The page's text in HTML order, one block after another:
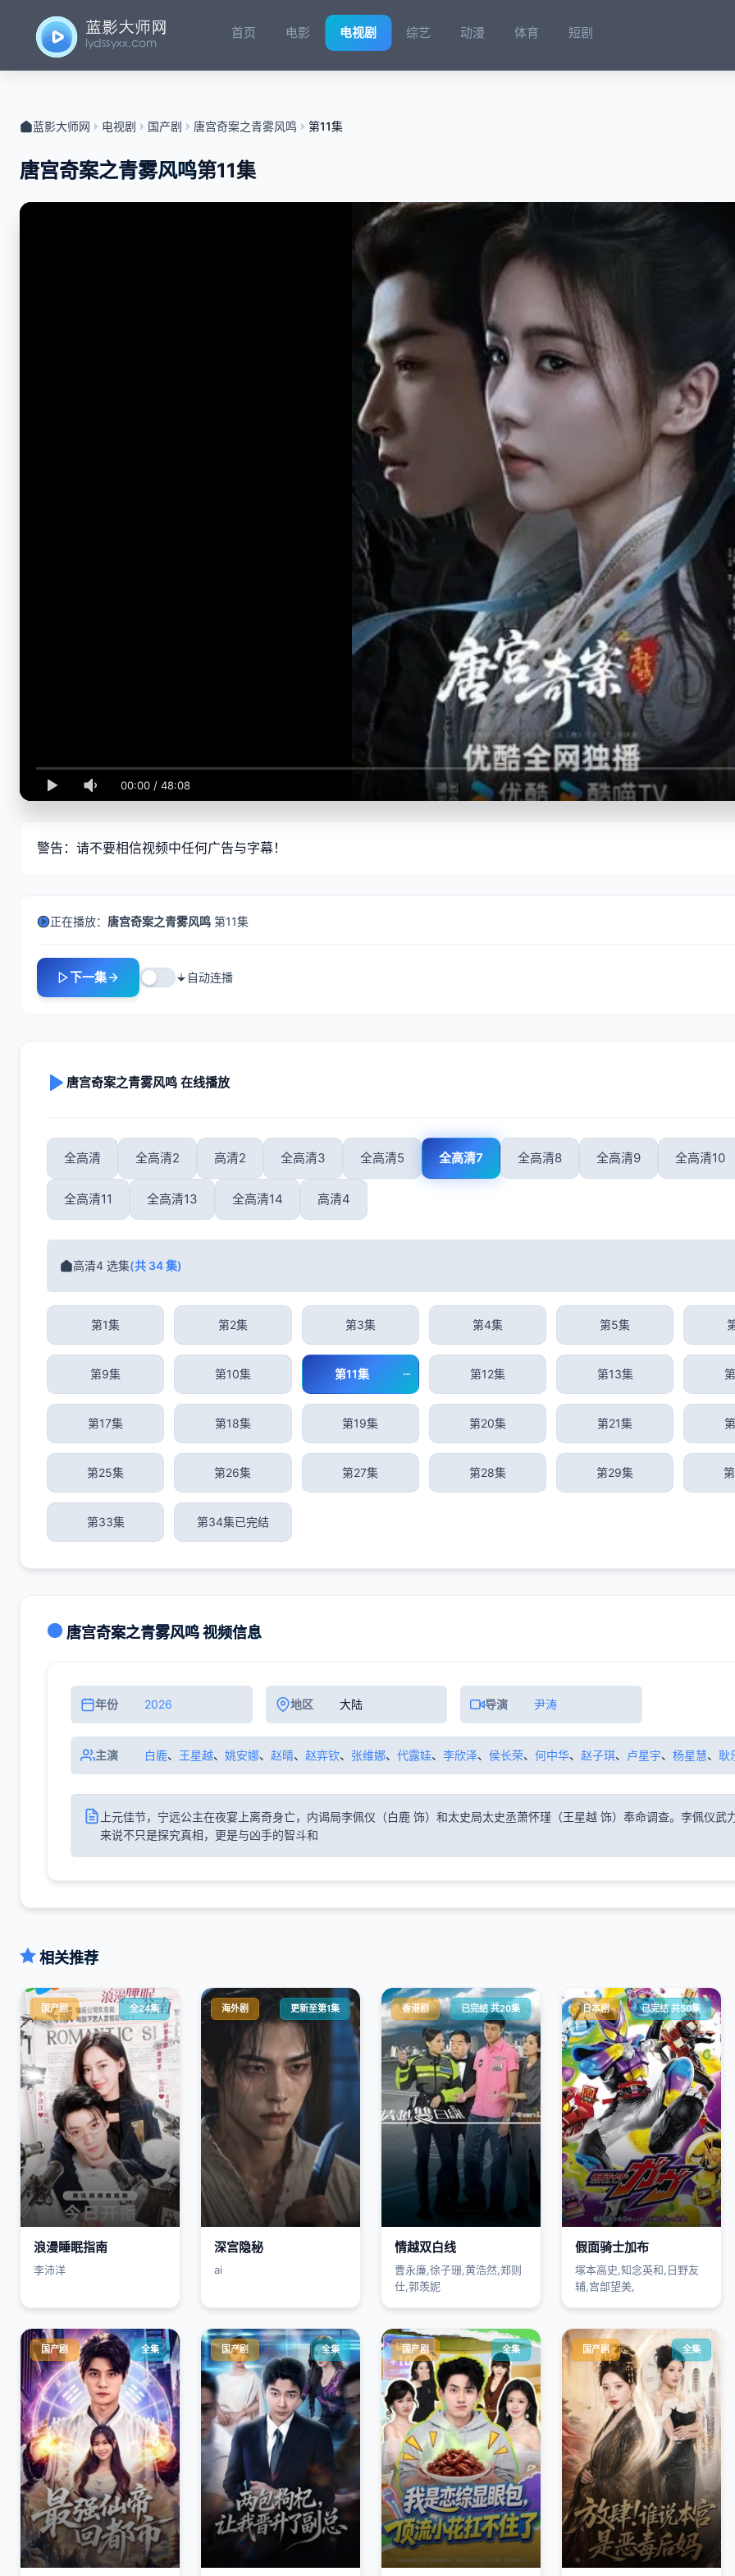
首页 电影 电视剧 综艺 动漫 体育 短剧
蓝影大师网 电视剧 国产剧 唐宫奇案之青雾风鸣 第11集
唐宫奇案之青雾风鸣第11集
00:00 / 48:08
警告：请不要相信视频中任何广告与字幕！
正在播放： 唐宫奇案之青雾风鸣 第11集
下一集 自动连播
唐宫奇案之青雾风鸣 在线播放
全高清 全高清2 高清2 全高清3 全高清5 全高清7 全高清8 全高清9 全高清10
全高清11 全高清13 全高清14 高清4
高清4 选集(共 34 集)
第1集 第2集 第3集 第4集 第5集
第9集 第10集 第11集 第12集 第13集
第17集 第18集 第19集 第20集 第21集
第25集 第26集 第27集 第28集 第29集
第33集 第34集已完结
唐宫奇案之青雾风鸣 视频信息
年份 2026 地区 大陆 导演 尹涛
主演 白鹿、 王星越、 姚安娜、 赵晴、 赵弈钦、 张维娜、 代露娃、 李欣泽、 侯长荣、 何中华、 赵子琪、 卢星宇、 杨星慧、 耿
上元佳节，宁远公主在夜宴上离奇身亡，内谒局李佩仪（白鹿 饰）和太史局太史丞萧怀瑾（王星越 饰）奉命调查。李佩仪
来说不只是探究真相，更是与凶手的智斗和
相关推荐
国产剧 全24集
浪漫睡眠指南
李沛洋
海外剧 更新至第1集
深宫隐秘
ai
香港剧 已完结 共20集
情越双白线
曹永廉,徐子珊,黄浩然,郑则
仕,郭羡妮
日本剧 已完结 共50集
假面骑士加布
塚本高史,知念英和,日野友
辅,宫部望美,
国产剧 全集 国产剧 全集 国产剧 全集 国产剧 全集